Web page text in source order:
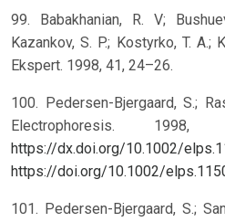
99. Babakhanian, R. V;
Kazankov, S. P.; Kostyrko, T. A.;
Ekspert. 1998, 41, 24–26.
100. Pedersen-Bjergaard, S.;
Electrophoresis.
https://dx.doi.org/10.1002/
https://doi.org/10.1002/
101. Pedersen-Bjergaard, S.;